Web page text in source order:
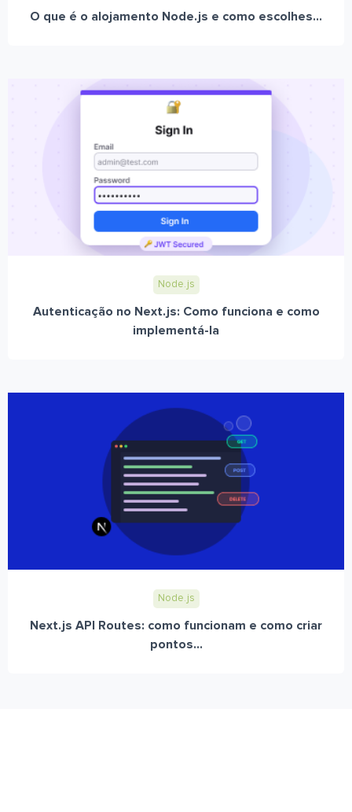
O que é o alojamento Node.js e como escolhes...
Node.js
Autenticação no Next.js: Como funciona e como
implementá-la
Node.js
Next.js API Routes: como funcionam e como criar
pontos...